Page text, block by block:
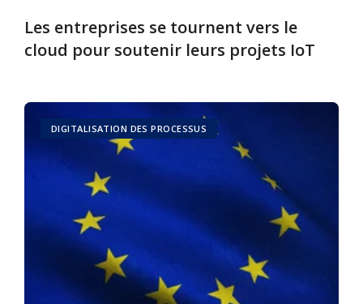
Les entreprises se tournent vers le
cloud pour soutenir leurs projets IoT
DIGITALISATION DES PROCESSUS